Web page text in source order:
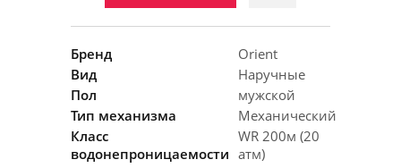
Бренд
Orient
Вид
Наручные
Пол
мужской
Тип механизма
Механический
Класс
водонепроницаемости
WR 200м (20
атм)